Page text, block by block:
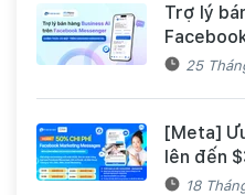
Trợ lý
có mặt
25
[Meta]
lên đến
18